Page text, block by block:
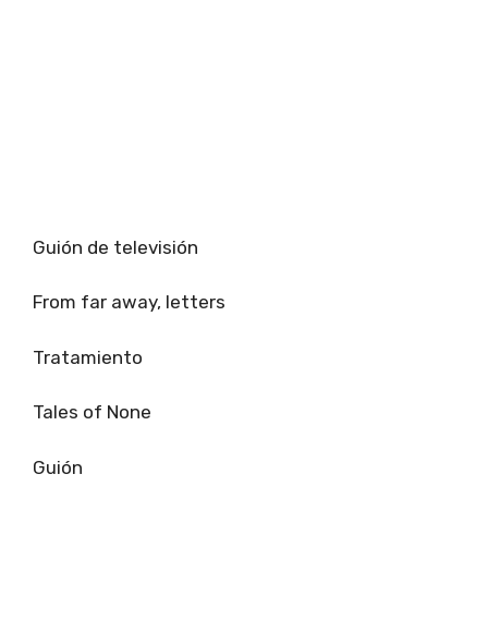
Guión de televisión
From far away, letters
Tratamiento
Tales of None
Guión